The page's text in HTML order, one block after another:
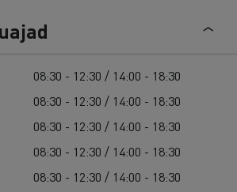
08:30 - 12:30 / 14:00 - 18:30
08:30 - 12:30 / 14:00 - 18:30
08:30 - 12:30 / 14:00 - 18:30
08:30 - 12:30 / 14:00 - 18:30
08:30 - 12:30 / 14:00 - 18:30